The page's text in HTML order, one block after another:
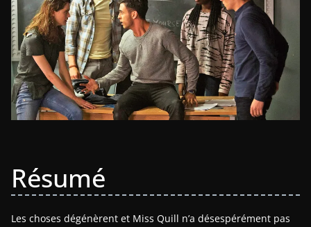
Résumé
Les choses dégénèrent et Miss Quill n’a désespérément pas